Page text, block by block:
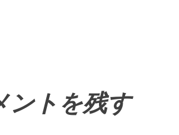
ントを残す